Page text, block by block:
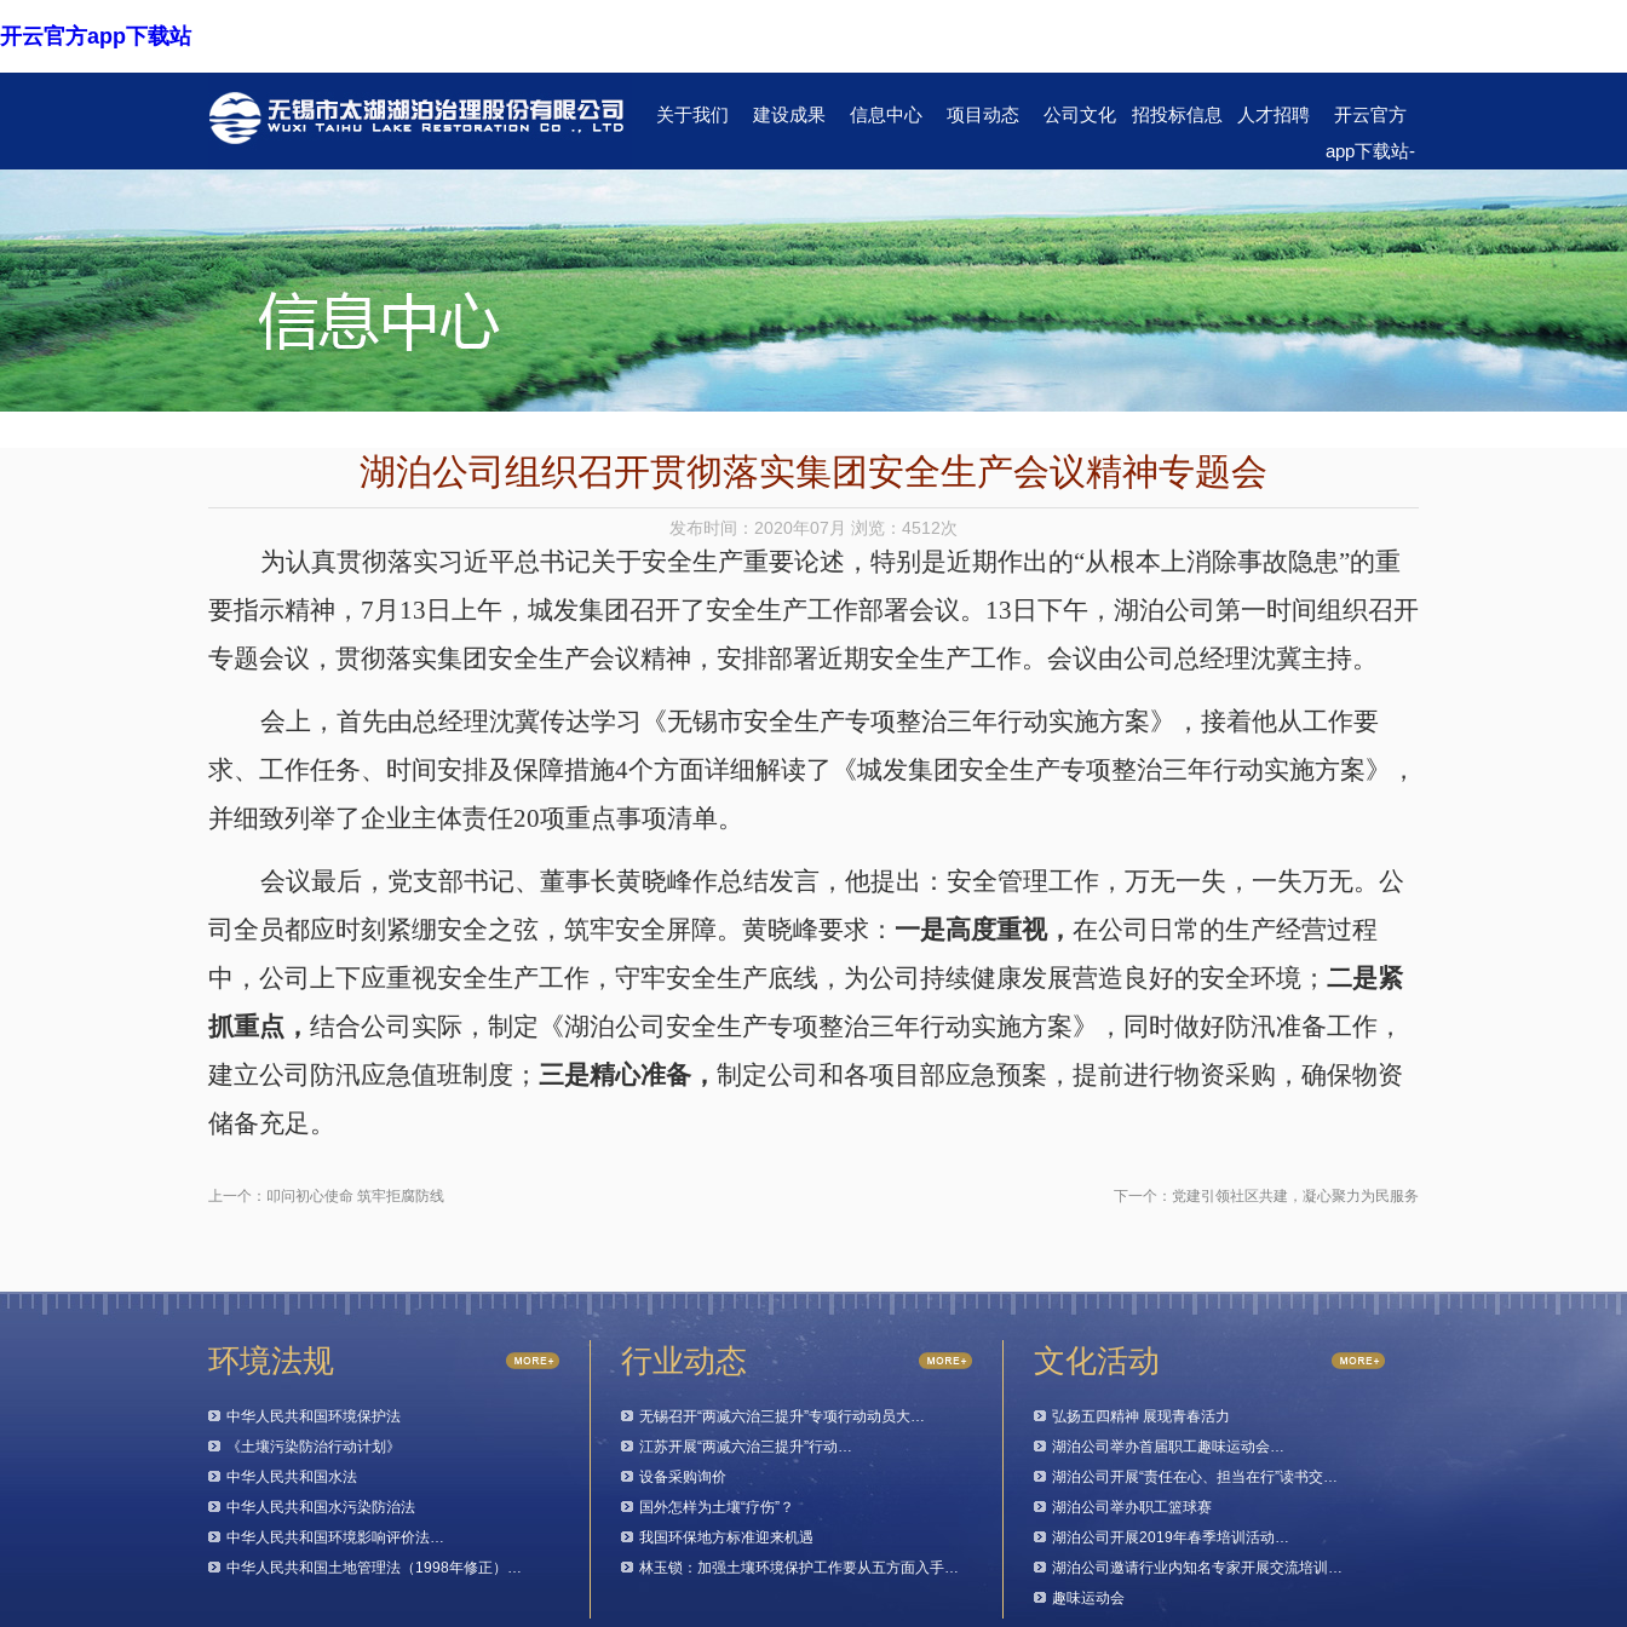
开云官方app下载站
关于我们 建设成果 信息中心 项目动态 公司文化 招投标信息 人才招聘
开云官方
app下载站-
国）
湖泊公司组织召开贯彻落实集团安全生产会议精神专题会
发布时间：2020年07月 浏览：4512次
为认真贯彻落实习近平总书记关于安全生产重要论述，特别是近期作出的“从根本上消除事故隐患”的重
要指示精神，7月13日上午，城发集团召开了安全生产工作部署会议。13日下午，湖泊公司第一时间组织召开
专题会议，贯彻落实集团安全生产会议精神，安排部署近期安全生产工作。会议由公司总经理沈冀主持。
会上，首先由总经理沈冀传达学习《无锡市安全生产专项整治三年行动实施方案》，接着他从工作要
求、工作任务、时间安排及保障措施4个方面详细解读了《城发集团安全生产专项整治三年行动实施方案》，
并细致列举了企业主体责任20项重点事项清单。
会议最后，党支部书记、董事长黄晓峰作总结发言，他提出：安全管理工作，万无一失，一失万无。公
司全员都应时刻紧绷安全之弦，筑牢安全屏障。黄晓峰要求： 一是高度重视， 在公司日常的生产经营过程
中，公司上下应重视安全生产工作，守牢安全生产底线，为公司持续健康发展营造良好的安全环境； 二是紧
抓重点， 结合公司实际，制定《湖泊公司安全生产专项整治三年行动实施方案》，同时做好防汛准备工作，
建立公司防汛应急值班制度； 三是精心准备， 制定公司和各项目部应急预案，提前进行物资采购，确保物资
储备充足。
上一个： 叩问初心使命 筑牢拒腐防线 下一个： 党建引领社区共建，凝心聚力为民服务
环境法规
中华人民共和国环境保护法
《土壤污染防治行动计划》
中华人民共和国水法
中华人民共和国水污染防治法
中华人民共和国环境影响评价法…
中华人民共和国土地管理法（1998年修正）…
行业动态
无锡召开“两减六治三提升”专项行动动员大…
江苏开展“两减六治三提升”行动…
设备采购询价
国外怎样为土壤“疗伤”？
我国环保地方标准迎来机遇
林玉锁：加强土壤环境保护工作要从五方面入手…
文化活动
弘扬五四精神 展现青春活力
湖泊公司举办首届职工趣味运动会…
湖泊公司开展“责任在心、担当在行”读书交…
湖泊公司举办职工篮球赛
湖泊公司开展2019年春季培训活动…
湖泊公司邀请行业内知名专家开展交流培训…
趣味运动会